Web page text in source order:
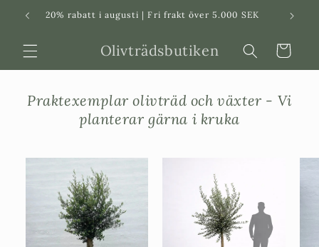
Svenska Dansk
20% rabatt i augusti | Fri frakt över 5.000 SEK
Olivträdsbutiken Varukorg
Praktexemplar olivträd och växter - Vi
planterar gärna i kruka